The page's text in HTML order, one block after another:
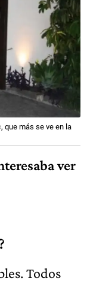
, que más se ve en la
ver
Todos